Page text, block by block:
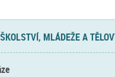
MLÁDEŽE A